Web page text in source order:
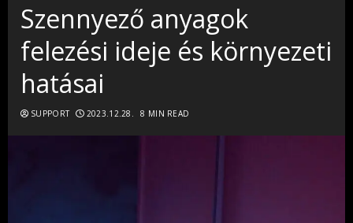
Szennyező anyagok
felezési ideje és környezeti
hatásai
SUPPORT 2023.12.28. 8 MIN READ